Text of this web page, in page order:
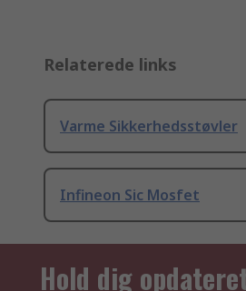
Relaterede links
Varme Sikkerhedsstøvler
Infineon Sic Mosfet
Hold dig